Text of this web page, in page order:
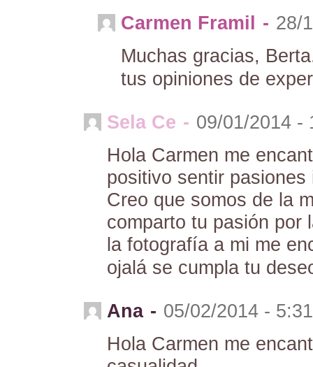
Carmen Framil - 28/
Muchas gracias,
tus opiniones de
Sela Ce - 09/01/2014 -
Hola Carmen me
positivo sentir
Creo que somos de la
comparto tu pasión por
la fotografía a mi me
ojalá se cumpla tu
Ana - 05/02/2014 -
Hola Carmen me